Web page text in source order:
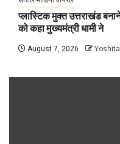
प्लास्टिक मुक्त उत्तराखंड
को कहा मुख्यमंत्री धामी ने
August 7, 2026